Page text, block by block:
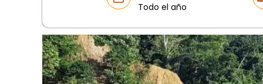
Todo el año